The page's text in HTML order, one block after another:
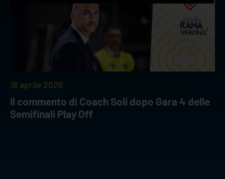
18 aprile 2026
Il commento di Coach Soli dopo Gara 4 delle
Semifinali Play Off